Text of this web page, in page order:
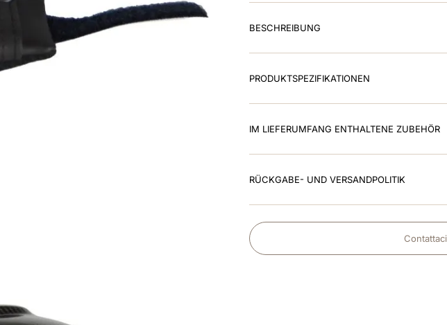
BESCHREIBUNG
PRODUKTSPEZIFIKATIONEN
IM LIEFERUMFANG ENTHALTENE ZUBEHÖR
RÜCKGABE- UND VERSANDPOLITIK
Contattaci